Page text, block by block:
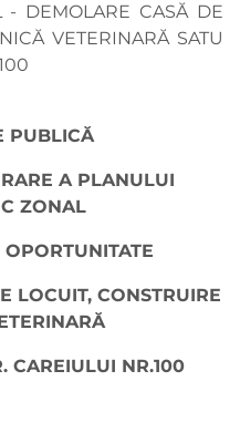
- DEMOLARE CASĂ DE
VETERINARĂ SATU
PUBLICĂ
A PLANULUI
ZONAL
LOCUIT, CONSTRUIRE
CAREIULUI NR.100